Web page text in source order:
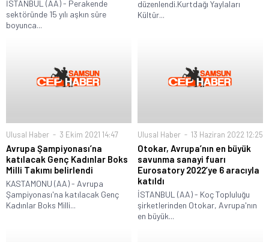
İSTANBUL (AA) - Perakende
sektöründe 15 yılı aşkın süre
boyunca...
düzenlendi.Kurtdağı Yaylaları
Kültür...
Ulusal Haber 3 Ekim 2021 14:47
Avrupa Şampiyonası’na
katılacak Genç Kadınlar Boks
Milli Takımı belirlendi
KASTAMONU (AA) - Avrupa
Şampiyonası'na katılacak Genç
Kadınlar Boks Milli...
Ulusal Haber 13 Haziran 2022 12:25
Otokar, Avrupa’nın en büyük
savunma sanayi fuarı
Eurosatory 2022’ye 6 aracıyla
katıldı
İSTANBUL (AA) - Koç Topluluğu
şirketlerinden Otokar, Avrupa'nın
en büyük...